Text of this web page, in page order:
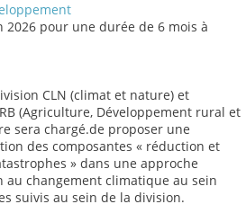
2026 pour une durée de 6 mois à
CLN (climat et nature) et
(Agriculture, Développement rural et
sera chargé.de proposer une
des composantes « réduction et
» dans une approche
au changement climatique au sein
suivis au sein de la division.